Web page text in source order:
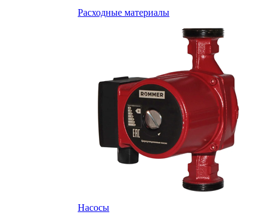
Расходные материалы
Насосы